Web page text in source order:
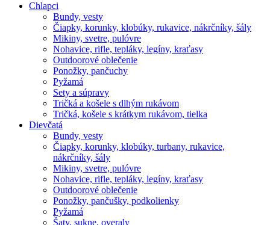
Chlapci
Bundy, vesty
Čiapky, korunky, klobúky, rukavice, nákrčníky, šály
Mikiny, svetre, pulóvre
Nohavice, rifle, tepláky, legíny, kraťasy
Outdoorové oblečenie
Ponožky, pančuchy
Pyžamá
Sety a súpravy
Tričká a košele s dlhým rukávom
Tričká, košele s krátkym rukávom, tielka
Dievčatá
Bundy, vesty
Čiapky, korunky, klobúky, turbany, rukavice,
nákrčníky, šály
Mikiny, svetre, pulóvre
Nohavice, rifle, tepláky, legíny, kraťasy
Outdoorové oblečenie
Ponožky, pančušky, podkolienky
Pyžamá
Šaty, sukne, overaly